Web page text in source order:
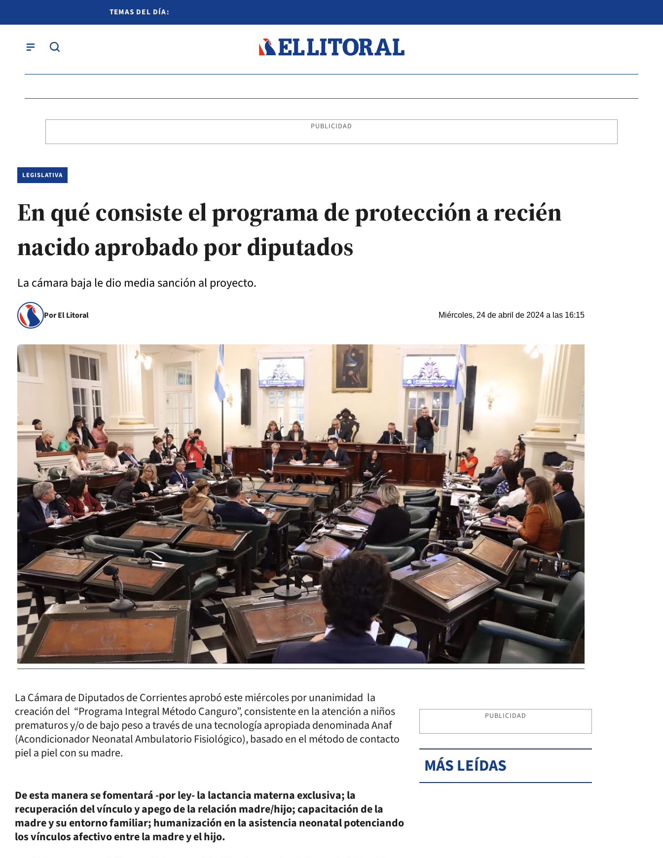
TEMAS DEL DÍA:
PUBLICIDAD
LEGISLATIVA
En qué consiste el programa de protección a recién
nacido aprobado por diputados
La cámara baja le dio media sanción al proyecto.
Por El Litoral Miércoles, 24 de abril de 2024 a las 16:15
La Cámara de Diputados de Corrientes aprobó este miércoles por unanimidad la
creación del “Programa Integral Método Canguro”, consistente en la atención a niños
prematuros y/o de bajo peso a través de una tecnología apropiada denominada Anaf
(Acondicionador Neonatal Ambulatorio Fisiológico), basado en el método de contacto
piel a piel con su madre.
De esta manera se fomentará -por ley- la lactancia materna exclusiva; la
recuperación del vínculo y apego de la relación madre/hijo; capacitación de la
madre y su entorno familiar; humanización en la asistencia neonatal potenciando
los vínculos afectivo entre la madre y el hijo.
PUBLICIDAD
MÁS LEÍDAS